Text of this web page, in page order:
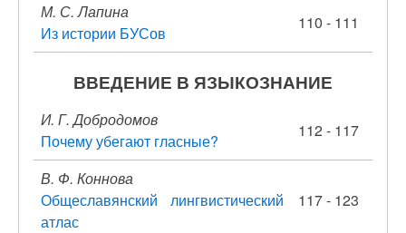
М. С. Лапина
Из истории БУСов
110 - 111
ВВЕДЕНИЕ В ЯЗЫКОЗНАНИЕ
И. Г. Добродомов
Почему убегают гласные?
112 - 117
В. Ф. Коннова
Общеславянский лингвистический
атлас
117 - 123